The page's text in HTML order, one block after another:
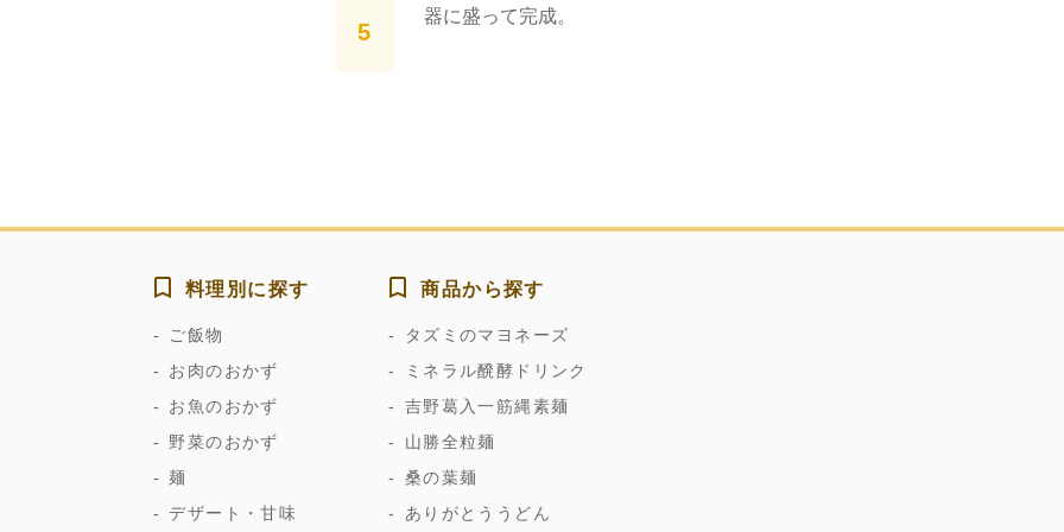
器に盛って完成。
料理別に探す
ご飯物
お肉のおかず
お魚のおかず
野菜のおかず
麺
デザート・甘味
商品から探す
タズミのマヨネーズ
ミネラル醗酵ドリンク
吉野葛入一筋縄素麺
山勝全粒麺
桑の葉麺
ありがとううどん